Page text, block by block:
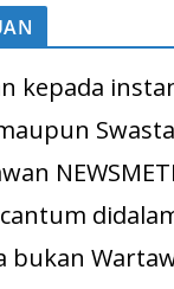
kepada
bukan